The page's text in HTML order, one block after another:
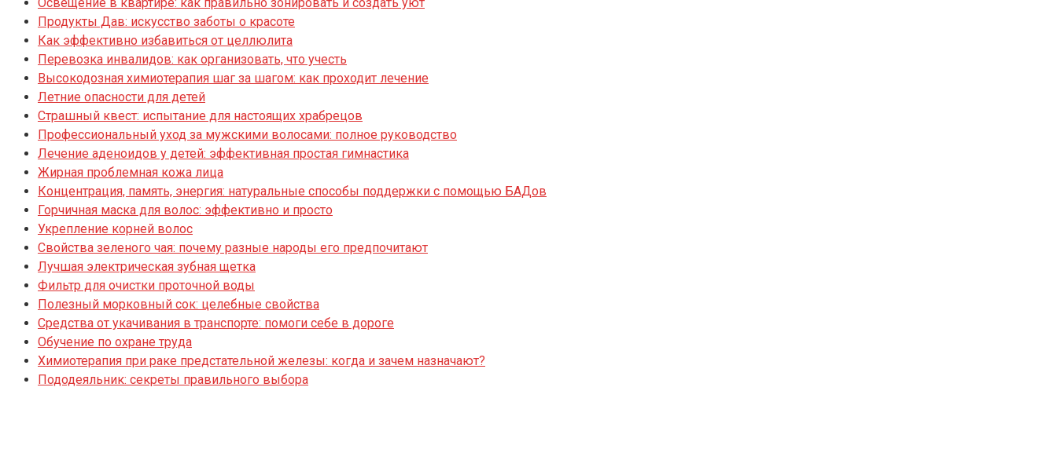
Продукты Дав: искусство заботы о красоте
Как эффективно избавиться от целлюлита
Перевозка инвалидов: как организовать, что учесть
Высокодозная химиотерапия шаг за шагом: как проходит лечение
Летние опасности для детей
Страшный квест: испытание для настоящих храбрецов
Профессиональный уход за мужскими волосами: полное руководство
Лечение аденоидов у детей: эффективная простая гимнастика
Жирная проблемная кожа лица
Концентрация, память, энергия: натуральные способы поддержки с помощью БАДов
Горчичная маска для волос: эффективно и просто
Укрепление корней волос
Свойства зеленого чая: почему разные народы его предпочитают
Лучшая электрическая зубная щетка
Фильтр для очистки проточной воды
Полезный морковный сок: целебные свойства
Средства от укачивания в транспорте: помоги себе в дороге
Обучение по охране труда
Химиотерапия при раке предстательной железы: когда и зачем назначают?
Пододеяльник: секреты правильного выбора